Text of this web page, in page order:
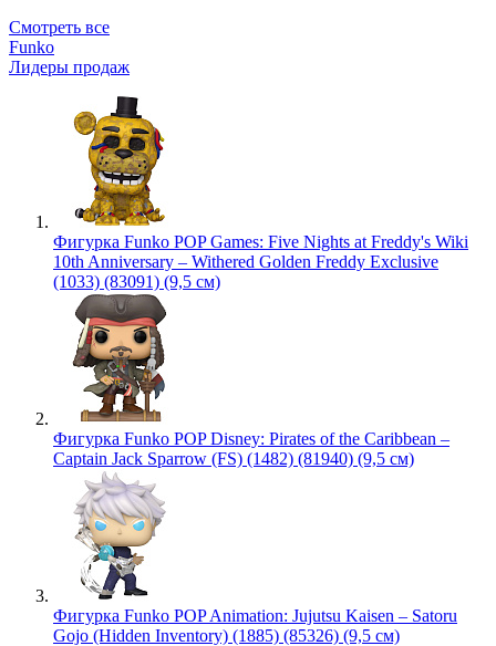
Смотреть все
Funko
Лидеры продаж
Фигурка Funko POP Games: Five Nights at Freddy's Wiki
10th Anniversary – Withered Golden Freddy Exclusive
(1033) (83091) (9,5 см)
Фигурка Funko POP Disney: Pirates of the Caribbean –
Captain Jack Sparrow (FS) (1482) (81940) (9,5 см)
Фигурка Funko POP Animation: Jujutsu Kaisen – Satoru
Gojo (Hidden Inventory) (1885) (85326) (9,5 см)